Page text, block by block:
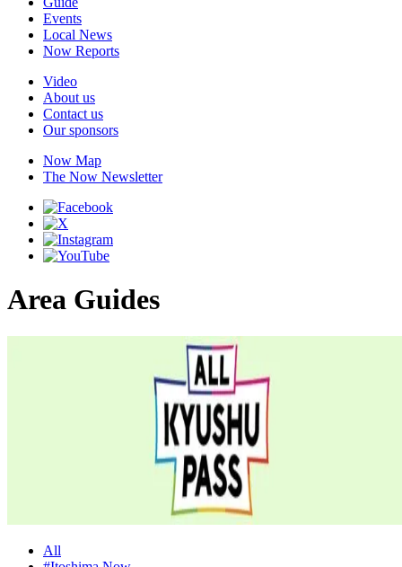
Events
Local News
Now Reports
Video
About us
Contact us
Our sponsors
Now Map
The Now Newsletter
Area Guides
All